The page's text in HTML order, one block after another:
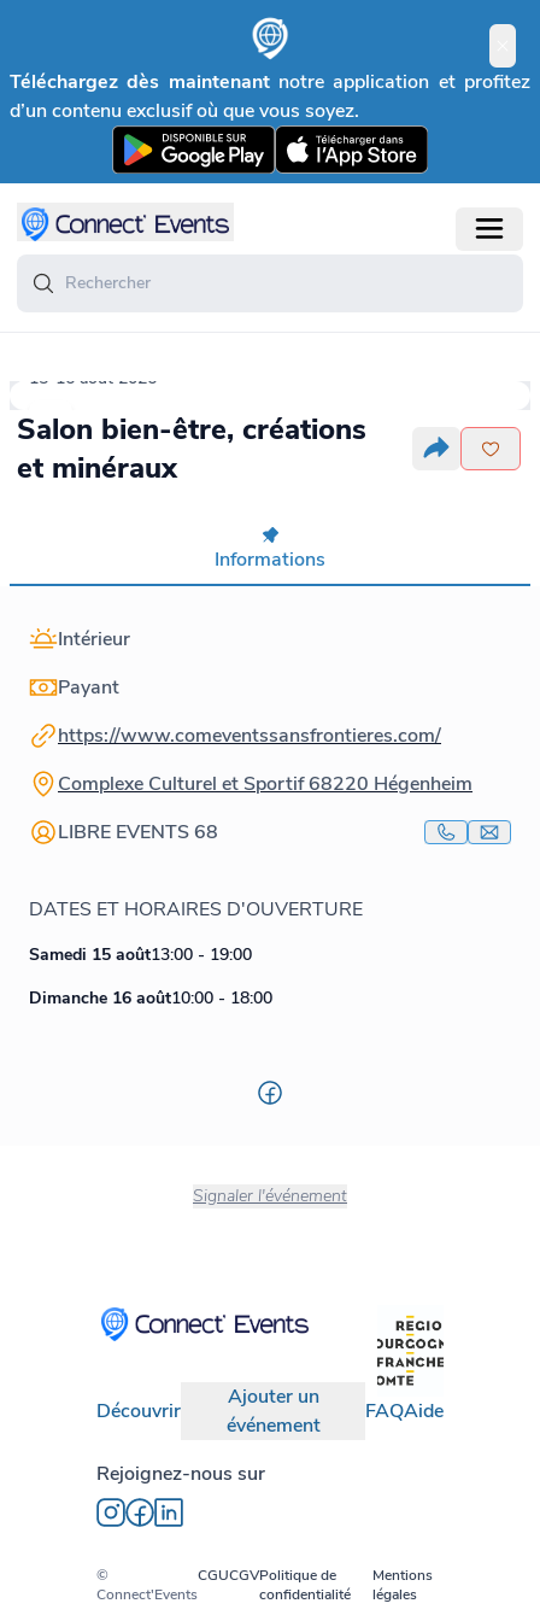
Téléchargez dès maintenant notre application et profitez
d’un contenu exclusif où que vous soyez.
15-16 août 2026
Salon bien-être, créations
et minéraux
Informations
Intérieur
Payant
https://www.comeventssansfrontieres.com/
Complexe Culturel et Sportif 68220 Hégenheim
LIBRE EVENTS 68
DATES ET HORAIRES D'OUVERTURE
Samedi 15 août13:00 - 19:00
Dimanche 16 août10:00 - 18:00
Signaler l'événement
Découvrir
Ajouter un
événement
FAQAide
Rejoignez-nous sur
©
Connect'Events
CGUCGVPolitique de
confidentialité
Mentions
légales